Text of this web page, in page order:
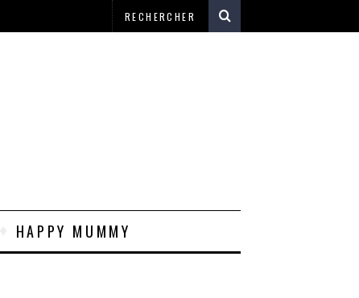
HAPPY MUMMY